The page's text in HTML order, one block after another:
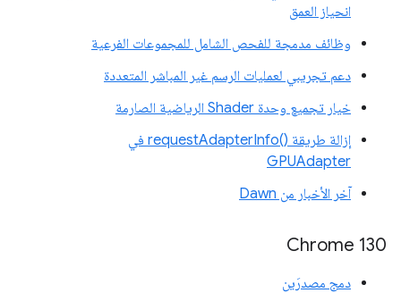
انحياز العمق
وظائف مدمجة للفحص الشامل للمجموعات الفرعية
دعم تجريبي لعمليات الرسم غير المباشر المتعددة
خيار تجميع وحدة Shader الرياضية الصارمة
إزالة طريقة requestAdapterInfo()‎ في
GPUAdapter
آخر الأخبار من Dawn
Chrome 130
دمج مصدرَين